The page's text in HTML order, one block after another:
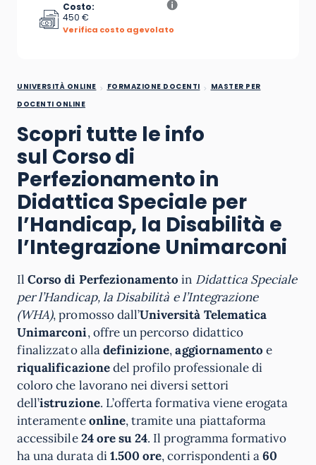
Costo:
450 €
Verifica costo agevolato
UNIVERSITÀ ONLINE FORMAZIONE DOCENTI
MASTER PER
DOCENTI ONLINE
Scopri tutte le info
sul Corso di
Perfezionamento in
Didattica Speciale per
l’Handicap, la Disabilità e
l’Integrazione Unimarconi
IlCorso di Perfezionamento in Didattica Speciale
per l’Handicap, la Disabilità e l’Integrazione
(WHA), promosso dall’Università Telematica
Unimarconi, offre un percorso didattico
finalizzato alladefinizione,aggiornamento e
riqualificazionedel profilo professionale di
coloro che lavorano nei diversi settori
dell’istruzione. L’offerta formativa viene erogata
interamenteonline, tramite una piattaforma
accessibile24 ore su 24. Il programma formativo
ha una durata di1.500 ore, corrispondenti a60